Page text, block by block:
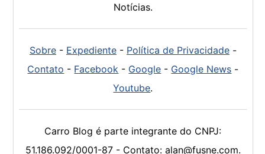
Notícias.
Sobre- Expediente- Política de Privacidade-
Contato - Facebook - Google - Google News -
Youtube.
Carro Blog é parte integrante do CNPJ:
51.186.092/0001-87 - Contato: alan@fusne.com.